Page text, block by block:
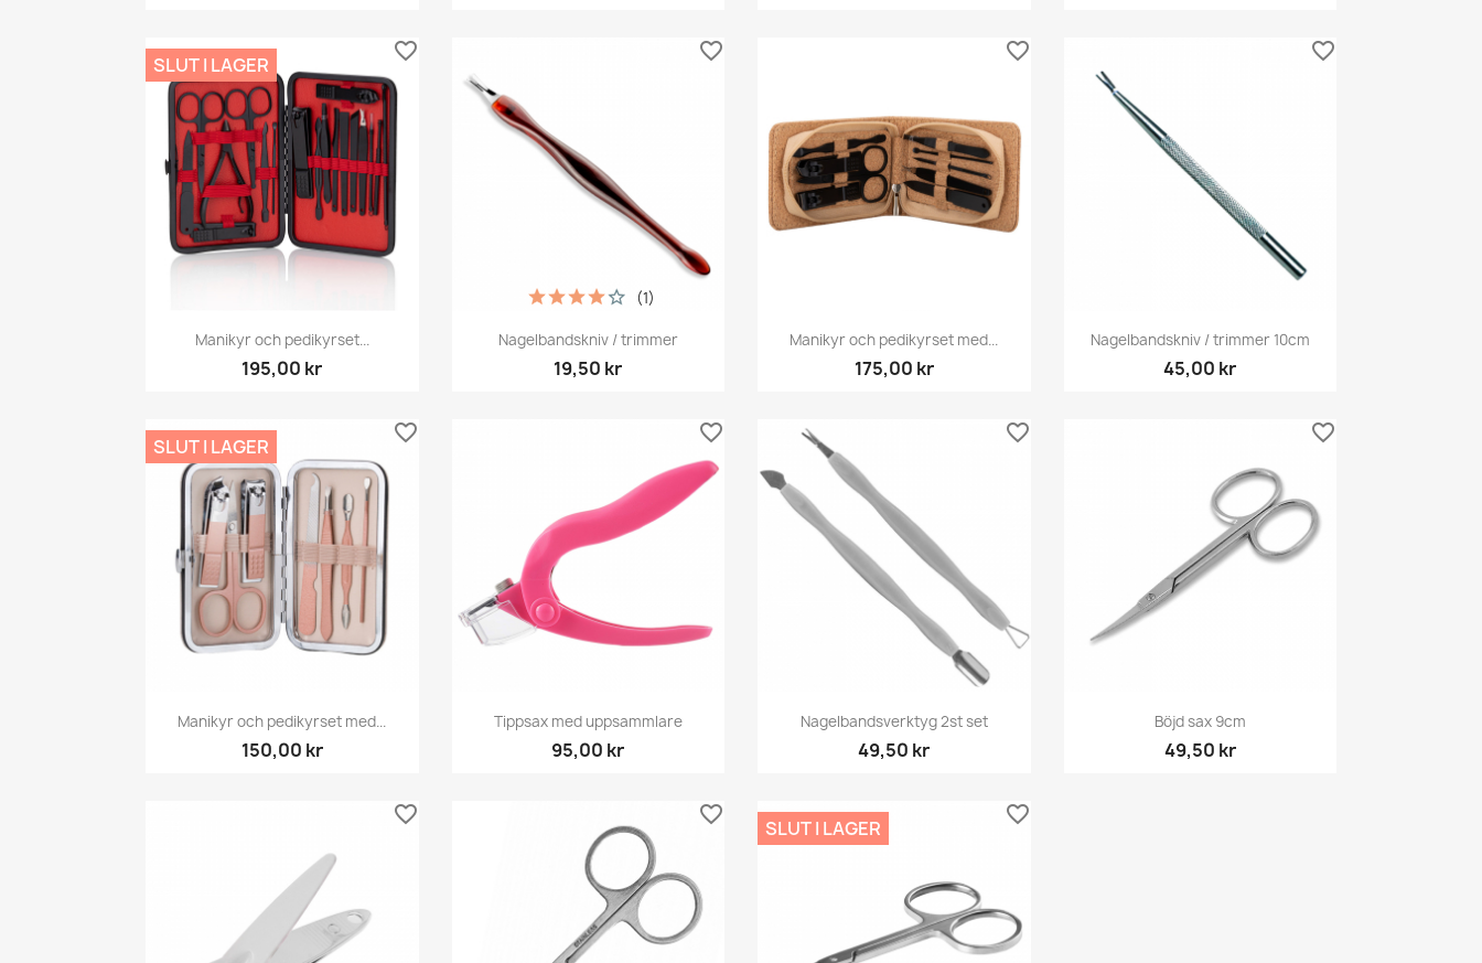
Snabbvy
Manikyr och pedikyrset...
195,00 kr
SLUT I LAGER
favorite_border
Snabbvy
Nagelbandskniv / trimmer
19,50 kr
(1)
favorite_border
Snabbvy
Manikyr och pedikyrset med...
175,00 kr
favorite_border
Snabbvy
Nagelbandskniv / trimmer 10cm
45,00 kr
favorite_border
Snabbvy
Manikyr och pedikyrset med...
150,00 kr
SLUT I LAGER
favorite_border
Snabbvy
Tippsax med uppsammlare
95,00 kr
favorite_border
Snabbvy
Nagelbandsverktyg 2st set
49,50 kr
favorite_border
Snabbvy
Böjd sax 9cm
49,50 kr
favorite_border
favorite_border favorite_border
SLUT I LAGER
favorite_border